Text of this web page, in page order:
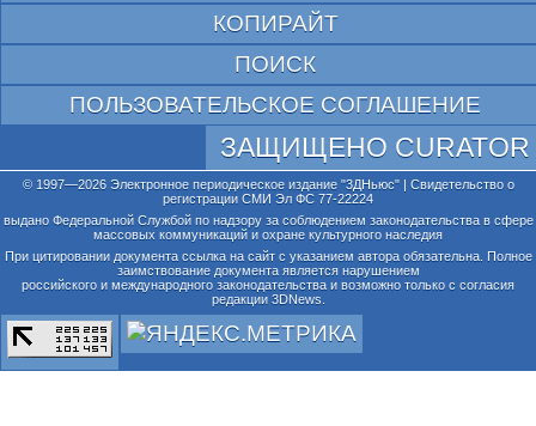
КОПИРАЙТ
ПОИСК
ПОЛЬЗОВАТЕЛЬСКОЕ СОГЛАШЕНИЕ
ЗАЩИЩЕНО CURATOR
© 1997—2026 Электронное периодическое издание "3ДНьюс" | Свидетельство о
регистрации СМИ Эл ФС 77-22224
выдано Федеральной Службой по надзору за соблюдением законодательства в сфере
массовых коммуникаций и охране культурного наследия
При цитировании документа ссылка на сайт с указанием автора обязательна. Полное
заимствование документа является нарушением
российского и международного законодательства и возможно только с согласия
редакции 3DNews.